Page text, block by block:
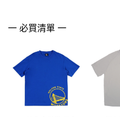
一 必買清單 一